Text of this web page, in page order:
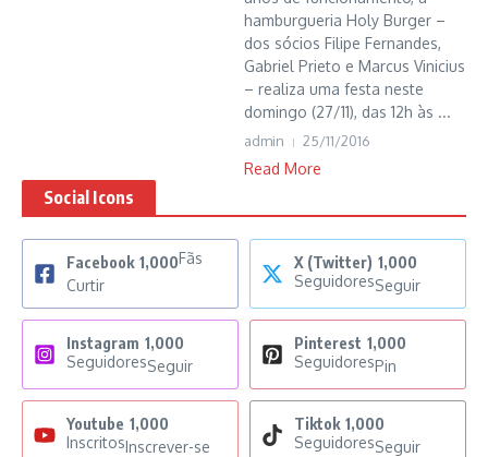
hamburgueria Holy Burger –
dos sócios Filipe Fernandes,
Gabriel Prieto e Marcus Vinicius
– realiza uma festa neste
domingo (27/11), das 12h às ...
admin 25/11/2016
Read More
Social Icons
Facebook 1,000Fãs
Curtir
X (Twitter) 1,000
SeguidoresSeguir
Instagram 1,000
SeguidoresSeguir
Pinterest 1,000
SeguidoresPin
Youtube 1,000
InscritosInscrever-se
Tiktok 1,000
SeguidoresSeguir